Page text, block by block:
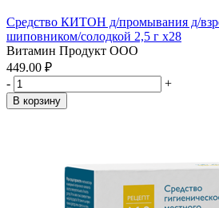
Средство КИТОН д/промывания д/
шиповником/солодкой 2,5 г x28
Витамин Продукт ООО
449.00 ₽
-
+
В корзину